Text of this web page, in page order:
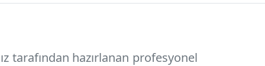
tarafından hazırlanan profesyonel